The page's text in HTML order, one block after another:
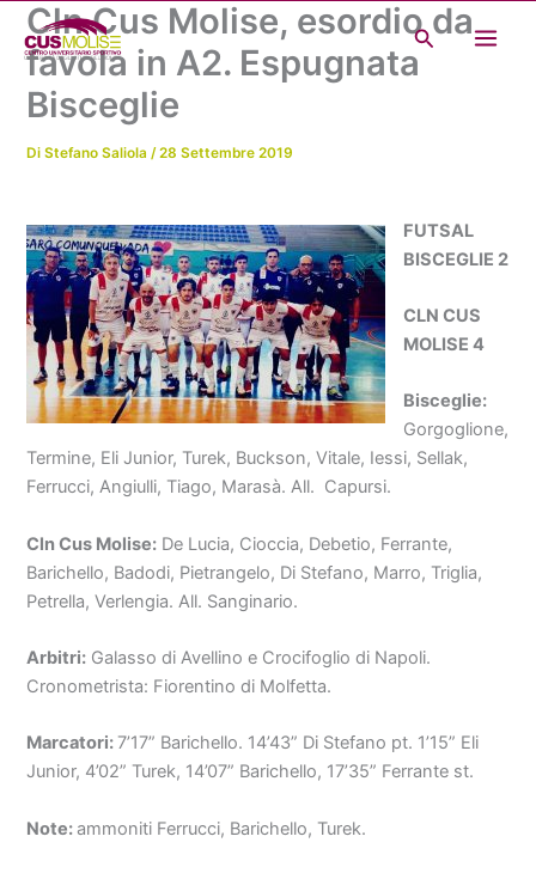
contenuto
Cerca
Cln Cus Molise, esordio da
favola in A2. Espugnata
Bisceglie
DiStefano Saliola/28 Settembre 2019
FUTSAL
BISCEGLIE 2
CLN CUS
MOLISE 4
Bisceglie:
Gorgoglione,
Termine, Eli Junior, Turek, Buckson, Vitale, Iessi, Sellak,
Ferrucci, Angiulli, Tiago, Marasà. All. Capursi.
Cln Cus Molise: De Lucia, Cioccia, Debetio, Ferrante,
Barichello, Badodi, Pietrangelo, Di Stefano, Marro, Triglia,
Petrella, Verlengia. All. Sanginario.
Arbitri: Galasso di Avellino e Crocifoglio di Napoli.
Cronometrista: Fiorentino di Molfetta.
Marcatori: 7’17” Barichello. 14’43” Di Stefano pt. 1’15” Eli
Junior, 4’02” Turek, 14’07” Barichello, 17’35” Ferrante st.
Note:ammoniti Ferrucci, Barichello, Turek.